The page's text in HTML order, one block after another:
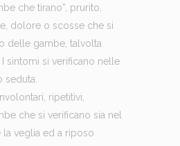
che tirano”, prurito,
dolore o scosse che si
delle gambe, talvolta
sintomi si verificano nelle
seduta.
ripetitivi,
che si verificano sia nel
veglia ed a riposo